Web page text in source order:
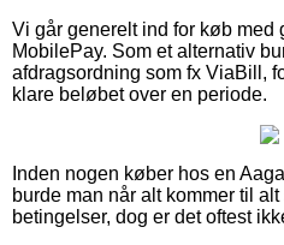
Vi går generelt ind for køb
MobilePay. Som et alternativ
afdragsordning som fx ViaBill,
klare beløbet over en periode.
Inden nogen køber hos en
burde man når alt kommer til
betingelser, dog er det oftest